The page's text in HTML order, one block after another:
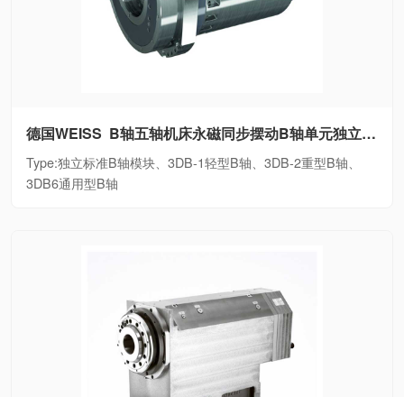
德国WEISS B轴五轴机床永磁同步摆动B轴单元独立标准B轴模块、3DB-1轻型B轴、3DB-2重型B轴、3DB6通用型B轴
Type:独立标准B轴模块、3DB-1轻型B轴、3DB-2重型B轴、
3DB6通用型B轴